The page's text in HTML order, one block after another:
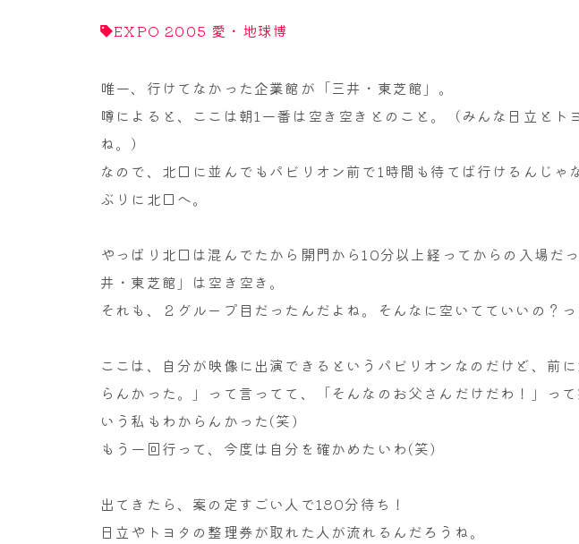
EXPO 2005 愛・地球博
唯一、行けてなかった企業館が「三井・東芝館」。
噂によると、ここは朝1一番は空き空きとのこと。（みんな日立とト
ね。）
なので、北口に並んでもパビリオン前で1時間も待てば行けるんじゃ
ぶりに北口へ。
やっぱり北口は混んでたから開門から10分以上経ってからの入場だ
井・東芝館」は空き空き。
それも、２グループ目だったんだよね。そんなに空いてていいの？っ
ここは、自分が映像に出演できるというパビリオンなのだけど、前
らんかった。」って言ってて、「そんなのお父さんだけだわ！」っ
いう私もわからんかった(笑)
もう一回行って、今度は自分を確かめたいわ(笑)
出てきたら、案の定すごい人で180分待ち！
日立やトヨタの整理券が取れた人が流れるんだろうね。